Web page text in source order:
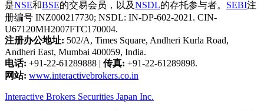
是NSE和BSE的交易会员，以及NSDL的存托参与者。 SEBI注
册编号 INZ000217730; NSDL: IN-DP-602-2021. CIN-
U67120MH2007FTC170004.
注册办公地址: 502/A, Times Square, Andheri Kurla Road,
Andheri East, Mumbai 400059, India.
电话: +91-22-61289888 | 传真: +91-22-61289898.
网站: www.interactivebrokers.co.in
Interactive Brokers Securities Japan Inc.